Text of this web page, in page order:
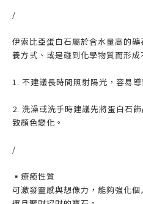
/
伊索比亞蛋白石屬於含水量高的
養方式、或是碰到化學物質而形
1. 不建議長時間照射陽光，容易
2. 洗澡或洗手時建議先將蛋白石
致顏色變化。
/
▪️療癒性質
可激發靈感與想像力，能夠強化